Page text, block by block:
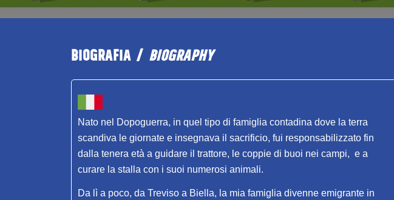
BIOGRAFIA / BIOGRAPHY
Nato nel Dopoguerra, in quel tipo di famiglia contadina dove la terra
scandiva le giornate e insegnava il sacrificio, fui responsabilizzato fin
dalla tenera età a guidare il trattore, le coppie di buoi nei campi, e a
curare la stalla con i suoi numerosi animali.
Da lì а росо, da Treviso a Biella, la mia famiglia divenne emigrante in